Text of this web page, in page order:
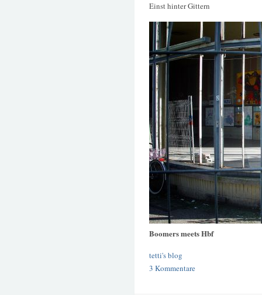
Einst hinter Gittern
Boomers meets Hbf
tetti's blog
3 Kommentare